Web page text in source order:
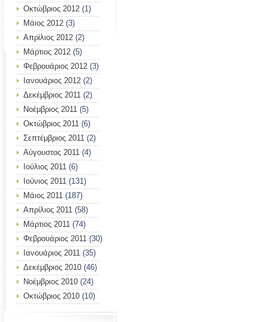
Οκτώβριος 2012 (1)
Μάιος 2012 (3)
Απρίλιος 2012 (2)
Μάρτιος 2012 (5)
Φεβρουάριος 2012 (3)
Ιανουάριος 2012 (2)
Δεκέμβριος 2011 (2)
Νοέμβριος 2011 (5)
Οκτώβριος 2011 (6)
Σεπτέμβριος 2011 (2)
Αύγουστος 2011 (4)
Ιούλιος 2011 (6)
Ιούνιος 2011 (131)
Μάιος 2011 (187)
Απρίλιος 2011 (58)
Μάρτιος 2011 (74)
Φεβρουάριος 2011 (30)
Ιανουάριος 2011 (35)
Δεκέμβριος 2010 (46)
Νοέμβριος 2010 (24)
Οκτώβριος 2010 (10)